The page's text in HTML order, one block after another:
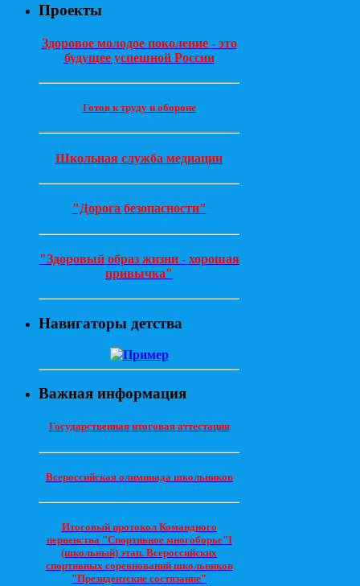
Проекты
Здоровое молодое поколение - это
будущее успешной России
Готов к труду и обороне
Школьная служба медиации
"Дорога безопасности"
"Здоровый образ жизни - хорошая
привычка"
Навигаторы детства
Важная информация
Государственная итоговая аттестация
Всероссийская олимпиада школьников
Итоговый протокол Командного
первенства "Спортивное многоборье"I
(школьный) этап. Всероссийских
спортивных соревнований школьников
"Президентские состязание"